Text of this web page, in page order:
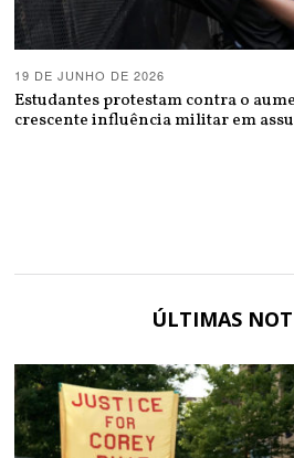
19 DE JUNHO DE 2026
Estudantes protestam contra o
crescente influência militar em
ÚLTIMAS